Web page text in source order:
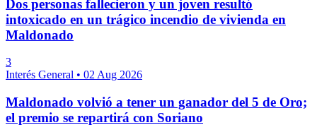
Dos personas fallecieron y un joven resultó
intoxicado en un trágico incendio de vivienda en
Maldonado
3
Interés General • 02 Aug 2026
Maldonado volvió a tener un ganador del 5 de Oro;
el premio se repartirá con Soriano